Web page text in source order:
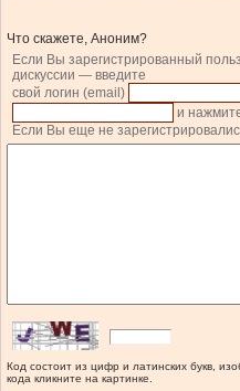
Что скажете, Аноним?
Если Вы зарегистрированный
дискуссии — введите
свой логин (email)
и
Если Вы еще не
Код состоит из цифр и латинских букв,
кода кликните на картинке.